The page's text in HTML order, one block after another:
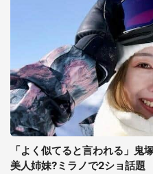
「よく似てると言われる」鬼
美人姉妹?ミラノで2ショ話題